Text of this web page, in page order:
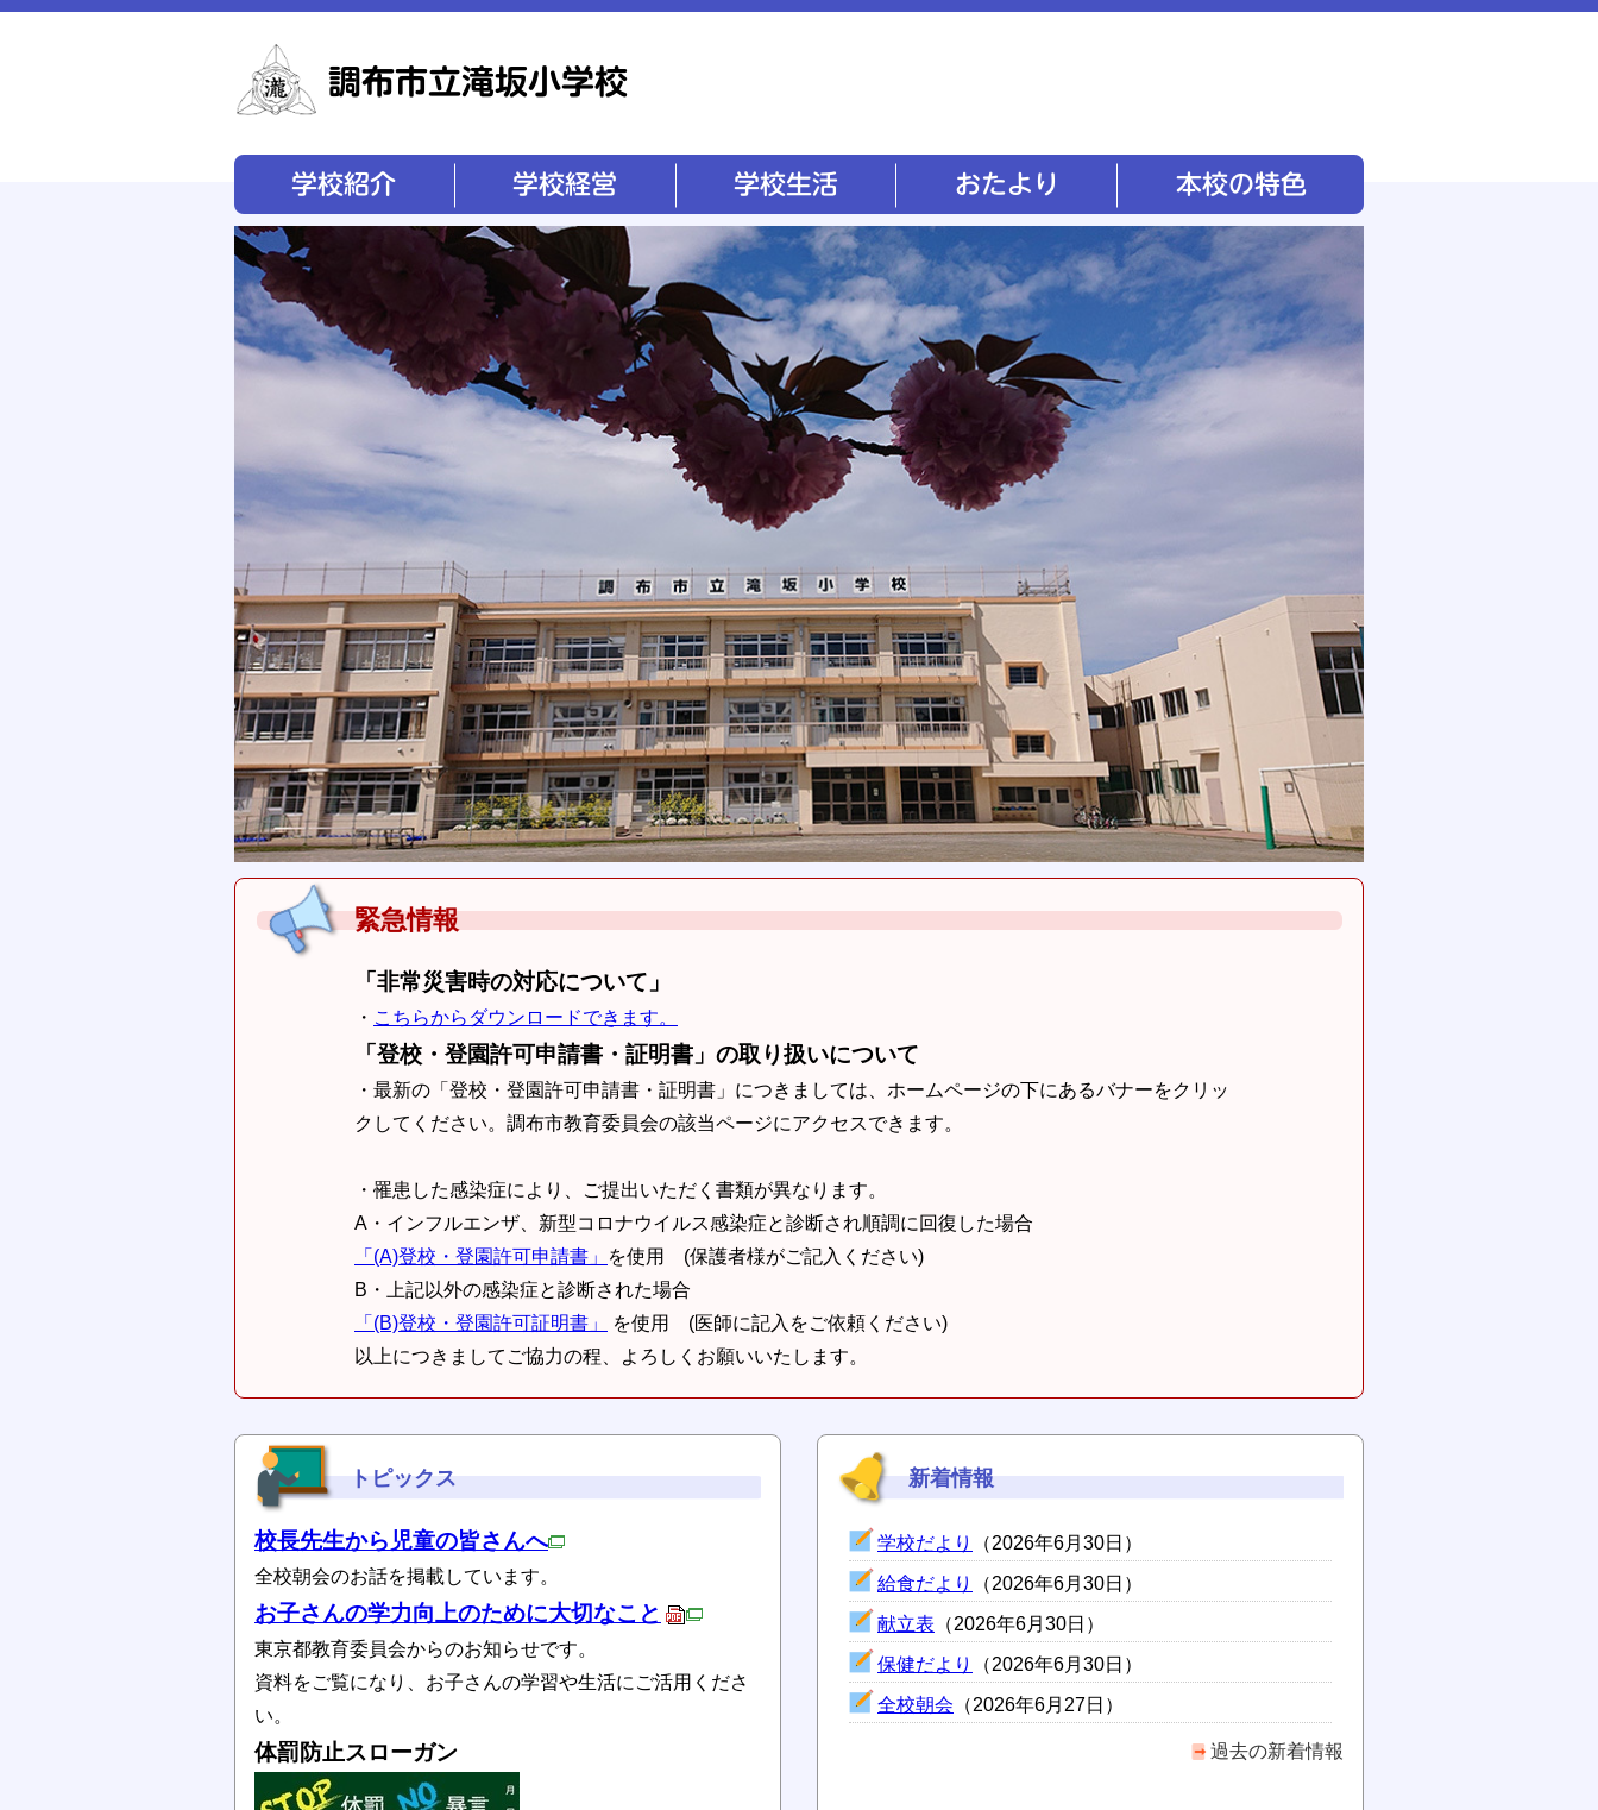
学校紹介 学校経営 学校生活 おたより 本校の特色
緊急情報
「非常災害時の対応について」
・ こちらからダウンロードできます。
「登校・登園許可申請書・証明書」の取り扱いについて
・最新の「登校・登園許可申請書・証明書」につきましては、ホームページの下にあるバナーをクリッ
クしてください。調布市教育委員会の該当ページにアクセスできます。
・罹患した感染症により、ご提出いただく書類が異なります。
A・インフルエンザ、新型コロナウイルス感染症と診断され順調に回復した場合
「(A)登校・登園許可申請書」
を使用 (保護者様がご記入ください)
B・上記以外の感染症と診断された場合
「(B)登校・登園許可証明書」
を使用 (医師に記入をご依頼ください)
以上につきましてご協力の程、よろしくお願いいたします。
トピックス
校長先生から児童の皆さんへ
全校朝会のお話を掲載しています。
お子さんの学力向上のために大切なこと
東京都教育委員会からのお知らせです。
資料をご覧になり、お子さんの学習や生活にご活用くださ
い。
体罰防止スローガン
新着情報
学校だより
（2026年6月30日）
給食だより
（2026年6月30日）
献立表 （2026年6月30日）
保健だより
（2026年6月30日）
全校朝会 （2026年6月27日）
過去の新着情報